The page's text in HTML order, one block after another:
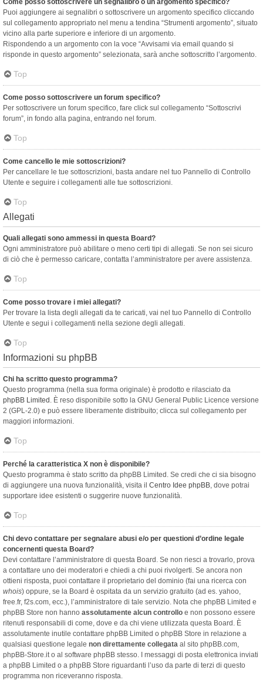
Come posso sottoscrivere un segnalibro o un argomento specifico?
Puoi aggiungere ai segnalibri o sottoscrivere un argomento specifico cliccando
sul collegamento appropriato nel menu a tendina “Strumenti argomento”, situato
vicino alla parte superiore e inferiore di un argomento.
Rispondendo a un argomento con la voce “Avvisami via email quando si
risponde in questo argomento” selezionata, sarà anche sottoscritto l’argomento.
Top
Come posso sottoscrivere un forum specifico?
Per sottoscrivere un forum specifico, fare click sul collegamento “Sottoscrivi
forum”, in fondo alla pagina, entrando nel forum.
Top
Come cancello le mie sottoscrizioni?
Per cancellare le tue sottoscrizioni, basta andare nel tuo Pannello di Controllo
Utente e seguire i collegamenti alle tue sottoscrizioni.
Top
Allegati
Quali allegati sono ammessi in questa Board?
Ogni amministratore può abilitare o meno certi tipi di allegati. Se non sei sicuro
di ciò che è permesso caricare, contatta l’amministratore per avere assistenza.
Top
Come posso trovare i miei allegati?
Per trovare la lista degli allegati da te caricati, vai nel tuo Pannello di Controllo
Utente e segui i collegamenti nella sezione degli allegati.
Top
Informazioni su phpBB
Chi ha scritto questo programma?
Questo programma (nella sua forma originale) è prodotto e rilasciato da
phpBB Limited . È reso disponibile sotto la GNU General Public Licence versione
2 (GPL-2.0) e può essere liberamente distribuito; clicca sul collegamento per
maggiori informazioni.
Top
Perché la caratteristica X non è disponibile?
Questo programma è stato scritto da phpBB Limited. Se credi che ci sia bisogno
di aggiungere una nuova funzionalità, visita il Centro Idee phpBB, dove potrai
supportare idee esistenti o suggerire nuove funzionalità.
Top
Chi devo contattare per segnalare abusi e/o per questioni d’ordine legale
concernenti questa Board?
Devi contattare l’amministratore di questa Board. Se non riesci a trovarlo, prova
a contattare uno dei moderatori e chiedi a chi puoi rivolgerti. Se ancora non
ottieni risposta, puoi contattare il proprietario del dominio (fai una ricerca con
whois) oppure, se la Board è ospitata da un servizio gratuito (ad es. yahoo,
free.fr, f2s.com, ecc.), l’amministratore di tale servizio. Nota che phpBB Limited e
phpBB Store non hanno assolutamente alcun controllo e non possono essere
ritenuti responsabili di come, dove e da chi viene utilizzata questa Board. È
assolutamente inutile contattare phpBB Limited o phpBB Store in relazione a
qualsiasi questione legale non direttamente collegata al sito phpBB.com,
phpBB-Store.it o al software phpBB stesso. I messaggi di posta elettronica inviati
a phpBB Limited o a phpBB Store riguardanti l’uso da parte di terzi di questo
programma non riceveranno risposta.